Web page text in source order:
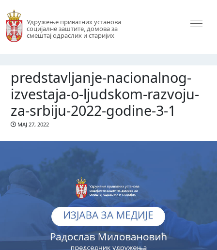
Удружење приватних установа
социјалне заштите, домова за
смештај одраслих и старијих
predstavljanje-nacionalnog-
izvestaja-o-ljudskom-razvoju-
za-srbiju-2022-godine-3-1
МАЈ 27, 2022